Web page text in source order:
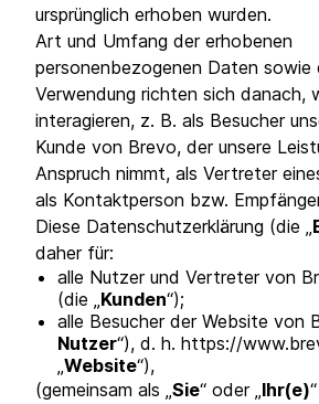
ursprünglich erhoben wurden.
Art und Umfang der erhobenen
personenbezogenen Daten sowie
Verwendung richten sich danach,
interagieren, z. B. als Besucher
Kunde von Brevo, der unsere
Anspruch nimmt, als Vertreter
als Kontaktperson bzw.
Diese Datenschutzerklärung (die „
daher für:
alle Nutzer und Vertreter von
(die „Kunden“);
alle Besucher der Website von
Nutzer“), d. h. https://
„Website“),
(gemeinsam als „Sie“ oder „Ihr(e)